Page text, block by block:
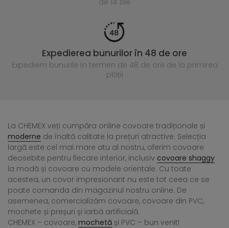
de 14 zile
Expedierea bunurilor în 48 de ore
Expediem bunurile în termen de 48 de ore de la primirea
plății
La CHEMEX veți cumpăra online covoare tradiționale și
moderne de înaltă calitate la prețuri atractive. Selecția
largă este cel mai mare atu al nostru, oferim covoare
deosebite pentru fiecare interior, inclusiv covoare shaggy
la modă și covoare cu modele orientale. Cu toate
acestea, un covor impresionant nu este tot ceea ce se
poate comanda din magazinul nostru online. De
asemenea, comercializăm covoare, covoare din PVC,
mochete și preșuri și iarbă artificială.
CHEMEX – covoare, mochetă și PVC – bun venit!